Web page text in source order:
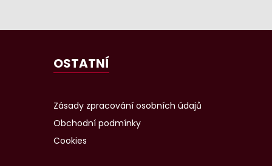
OSTATNÍ
Zásady zpracování osobních údajů
Obchodní podmínky
Cookies